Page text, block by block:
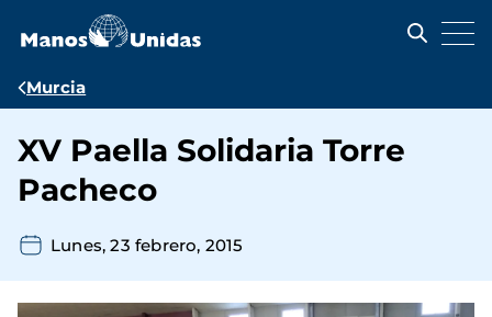
contenido
Ruta
navegación
Murcia
XV Paella Solidaria Torre
Pacheco
Lunes, 23 febrero, 2015